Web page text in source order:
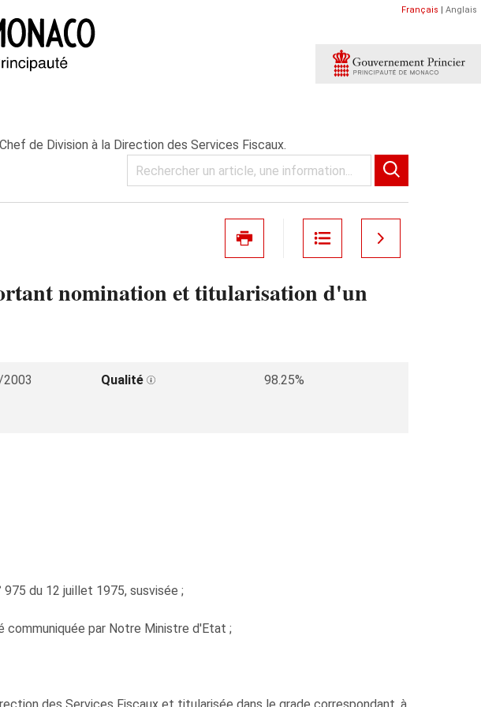
Français | Anglais
de Division à la Direction des Services Fiscaux.
nomination et titularisation d'un
Qualité
98.25%
du 12 juillet 1975, susvisée ;
communiquée par Notre Ministre d'Etat ;